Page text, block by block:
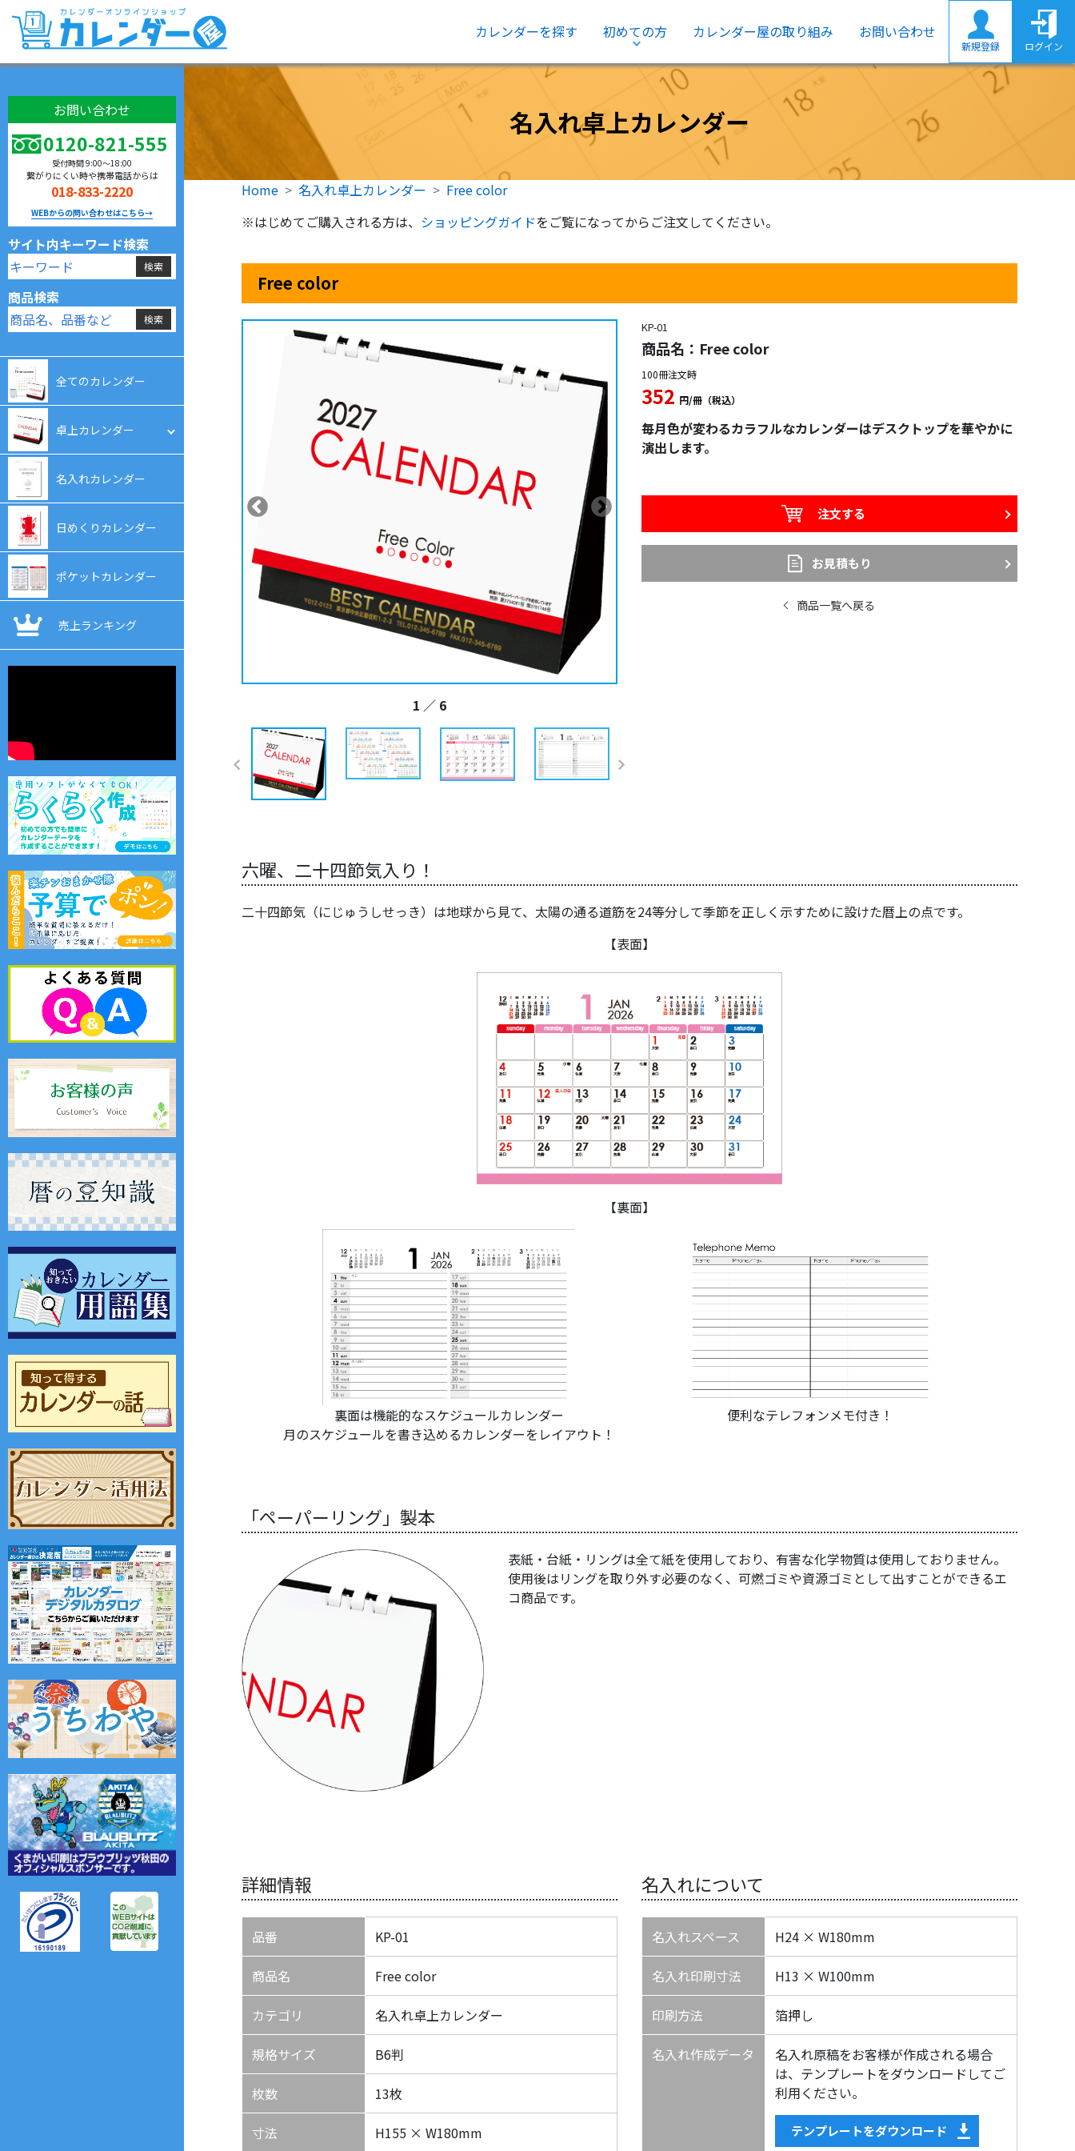
カレンダーを探す
初めての方
ショッピン
カレンダー屋の取り組み お問い合わせ
新規登録 ログイン
お問い合わせ
0120-821-555
受付時間 9:00〜18:00
繋がりにくい時や携帯電話からは
018-833-2220
WEBからの問い合わせはこちら→
サイト内キーワード検索
商品検索
全てのカレンダー
卓上カレンダー
フルカラー卓上カレンダー
名入れ卓上カレンダー
表紙オリジナル卓上カレンダ
ー
オリジナル卓上カレンダー
名入れカレンダー
日めくりカレンダー
ポケットカレンダー
売上ランキング
名入れ卓上カレンダー
Home 名入れ卓上カレンダー
Free color
※はじめてご購入される方は、 ショッピングガイドをご覧になってからご注文してください。
Free color
1 ／ 6
KP-01
商品名：Free color
100冊注文時
352 円/冊（税込）
毎月色が変わるカラフルなカレンダーはデスクトップを華やかに
演出します。
注文する
お見積もり
商品一覧へ戻る
六曜、二十四節気入り！
二十四節気（にじゅうしせっき）は地球から見て、太陽の通る道筋を24等分して季節を正しく示すために設けた暦上の点です。
【表面】
【裏面】
裏面は機能的なスケジュールカレンダー
月のスケジュールを書き込めるカレンダーをレイアウト！
便利なテレフォンメモ付き！
「ペーパーリング」製本
表紙・台紙・リングは全て紙を使用しており、有害な化学物質は使用しておりません。
使用後はリングを取り外す必要のなく、可燃ゴミや資源ゴミとして出すことができるエ
コ商品です。
詳細情報
品番 KP-01
商品名 Free color
カテゴリ 名入れ卓上カレンダー
規格サイズ B6判
枚数 13枚
寸法 H155 × W180mm
名入れについて
名入れスペース H24 × W180mm
名入れ印刷寸法 H13 × W100mm
印刷方法 箔押し
名入れ作成データ
名入れ原稿をお客様が作成される場合
は、テンプレートをダウンロードしてご
利用ください。
テンプレートをダウンロード